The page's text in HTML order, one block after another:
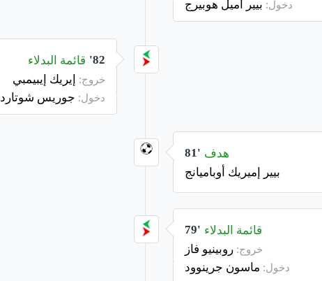
دخول: بيير اميل هوبيرج
82' قائمة البدلاء
خروج: إيريك إيبيمبي
دخول: جوريس شوتارد
81' هدف
بيير إميريك أوباميانج
79' قائمة البدلاء
خروج: روبينيو فاز
دخول: ماسون جرينوود